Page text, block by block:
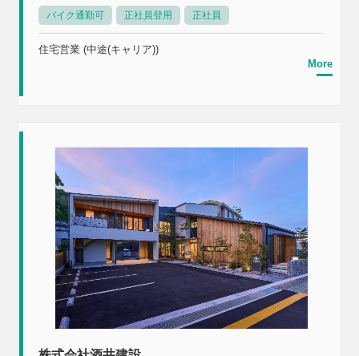
バイク通勤可 正社員登用 正社員
住宅営業 (中途(キャリア))
More